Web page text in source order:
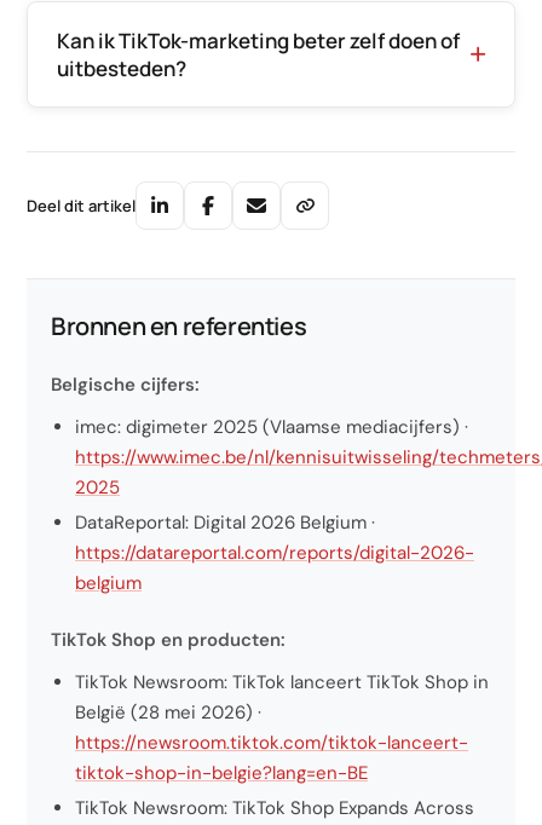
Kan ik TikTok-marketing beter zelf doen of
uitbesteden?
Deel dit artikel
Bronnen en referenties
Belgische cijfers:
imec: digimeter 2025 (Vlaamse mediacijfers) ·
https://www.imec.be/nl/kennisuitwisseling/
2025
DataReportal: Digital 2026 Belgium ·
https://datareportal.com/reports/digital-2026-
belgium
TikTok Shop en producten:
TikTok Newsroom: TikTok lanceert TikTok Shop in
België (28 mei 2026) ·
https://newsroom.tiktok.com/tiktok-lanceert-
tiktok-shop-in-belgie?lang=en-BE
TikTok Newsroom: TikTok Shop Expands Across